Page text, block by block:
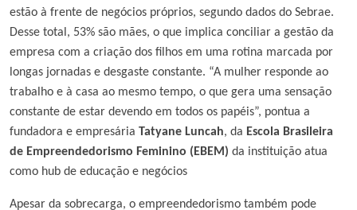
estão à frente de negócios próprios, segundo dados do Sebrae.
Desse total, 53% são mães, o que implica conciliar a gestão da
empresa com a criação dos filhos em uma rotina marcada por
longas jornadas e desgaste constante. “A mulher responde ao
trabalho e à casa ao mesmo tempo, o que gera uma sensação
constante de estar devendo em todos os papéis”, pontua a
fundadora e empresária Tatyane Luncah, da Escola Brasileira
de Empreendedorismo Feminino (EBEM) da instituição atua
como hub de educação e negócios
Apesar da sobrecarga, o empreendedorismo também pode